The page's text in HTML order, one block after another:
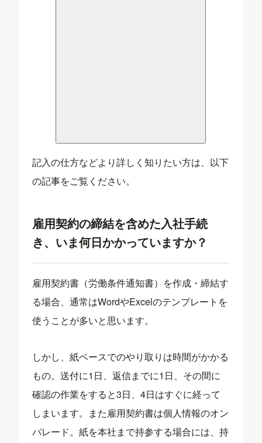
記入の仕方などより詳しく知りたい方は、以下
の記事をご覧ください。
雇用契約の締結を含めた入社手続
き、いま何日かかっていますか？
雇用契約書（労働条件通知書）を作成・締結す
る場合、通常はWordやExcelのテンプレートを
使うことが多いと思います。
しかし、紙ベースでのやり取りは時間がかかる
もの。送付に1日、返信までに1日、その間に
確認の作業をすると3日、4日はすぐに経って
しまいます。また雇用契約書は個人情報のオン
パレード。紙を本社まで持参する場合には、持